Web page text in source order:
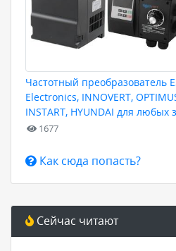
Частотный преобразователь
Electronics, INNOVERT,
INSTART, HYUNDAI для любых
1677
Как сюда попасть?
Сейчас читают